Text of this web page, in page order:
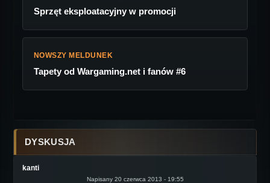
Sprzęt eksploatacyjny w promocji
NOWSZY MELDUNEK
Tapety od Wargaming.net i fanów #6
DYSKUSJA
kanti
Napisany 20 czerwca 2013 - 19:55